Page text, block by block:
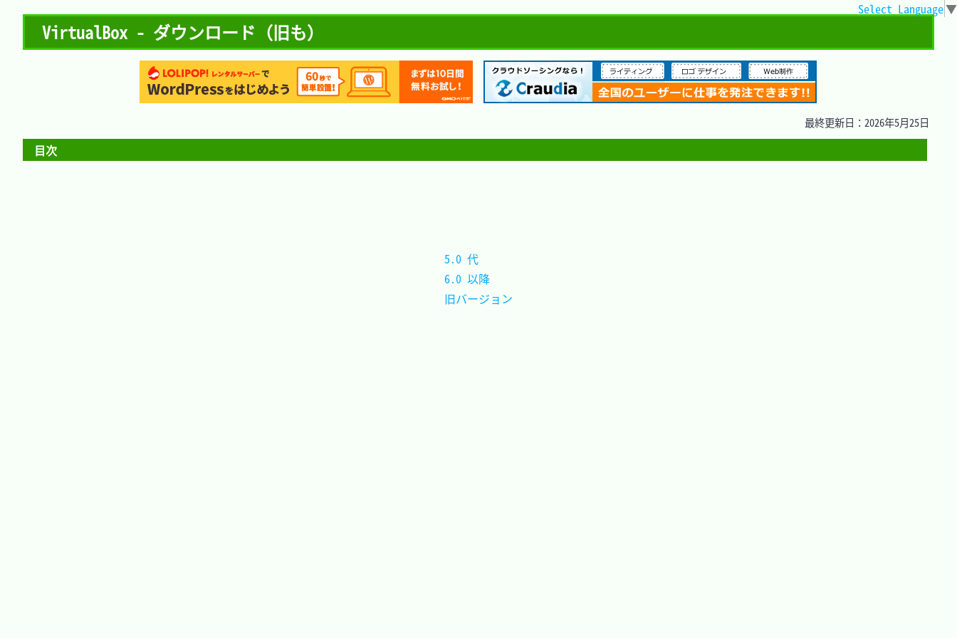
VirtualBox - ダウンロード（旧も）
Select Language▼
最終更新日：2026年5月25日
目次
旧バージョン